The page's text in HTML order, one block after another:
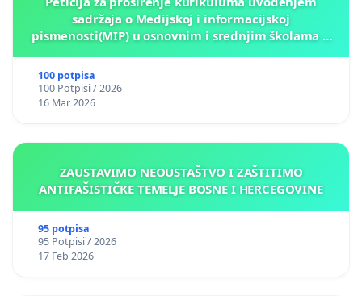
sadržaja o Medijskoj i informacijskoj
pismenosti(MIP) u osnovnim i srednjim školama u
100 potpisa
100 Potpisi / 2026
16 Mar 2026
ZAUSTAVIMO NEOUSTAŠTVO I ZAŠTITIMO
ANTIFAŠISTIČKE TEMELJE BOSNE I HERCEGOVINE
95 potpisa
95 Potpisi / 2026
17 Feb 2026